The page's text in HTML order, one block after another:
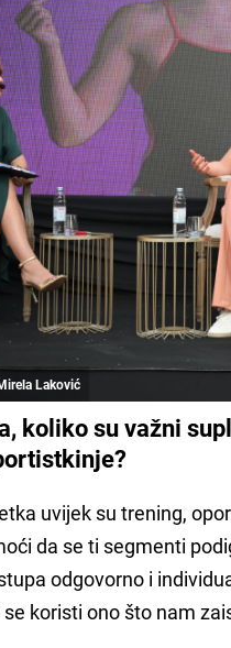
Laković
koliko su važni
uvijek su trening,
da se ti segmenti
odgovorno i
koristi ono što nam